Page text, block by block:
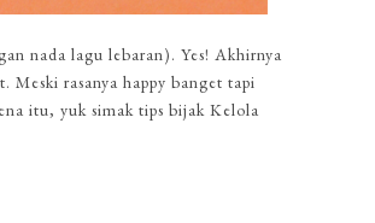
nada lagu lebaran). Yes! Akhirnya
rasanya happy banget tapi
itu, yuk simak tips bijak Kelola